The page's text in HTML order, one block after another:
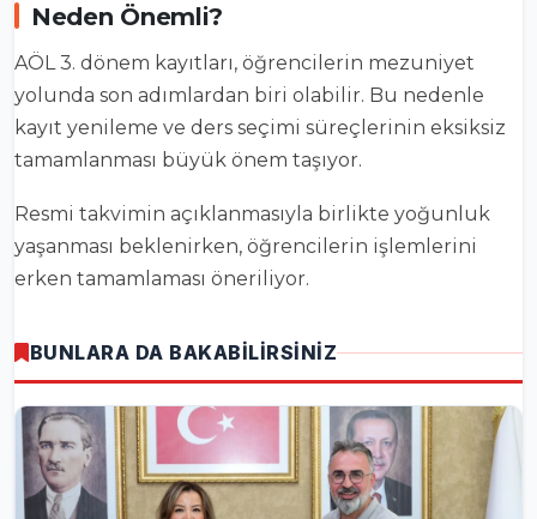
Neden Önemli?
AÖL 3. dönem kayıtları, öğrencilerin mezuniyet
yolunda son adımlardan biri olabilir. Bu nedenle
kayıt yenileme ve ders seçimi süreçlerinin eksiksiz
tamamlanması büyük önem taşıyor.
Resmi takvimin açıklanmasıyla birlikte yoğunluk
yaşanması beklenirken, öğrencilerin işlemlerini
erken tamamlaması öneriliyor.
BUNLARA DA BAKABİLİRSİNİZ